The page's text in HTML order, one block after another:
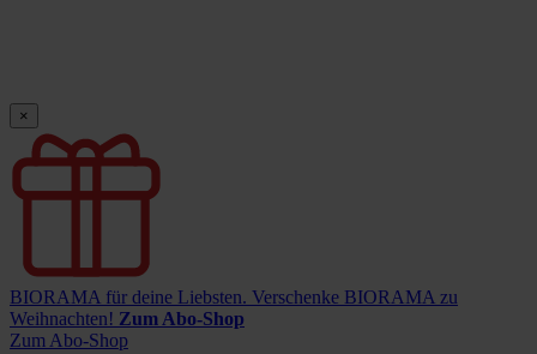
×
BIORAMA für deine Liebsten. Verschenke BIORAMA zu
Weihnachten! Zum Abo-Shop
Zum Abo-Shop